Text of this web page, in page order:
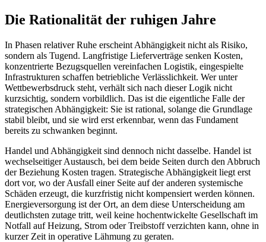
Die Rationalität der ruhigen Jahre
In Phasen relativer Ruhe erscheint Abhängigkeit nicht als Risiko,
sondern als Tugend. Langfristige Lieferverträge senken Kosten,
konzentrierte Bezugsquellen vereinfachen Logistik, eingespielte
Infrastrukturen schaffen betriebliche Verlässlichkeit. Wer unter
Wettbewerbsdruck steht, verhält sich nach dieser Logik nicht
kurzsichtig, sondern vorbildlich. Das ist die eigentliche Falle der
strategischen Abhängigkeit: Sie ist rational, solange die Grundlage
stabil bleibt, und sie wird erst erkennbar, wenn das Fundament
bereits zu schwanken beginnt.
Handel und Abhängigkeit sind dennoch nicht dasselbe. Handel ist
wechselseitiger Austausch, bei dem beide Seiten durch den Abbruch
der Beziehung Kosten tragen. Strategische Abhängigkeit liegt erst
dort vor, wo der Ausfall einer Seite auf der anderen systemische
Schäden erzeugt, die kurzfristig nicht kompensiert werden können.
Energieversorgung ist der Ort, an dem diese Unterscheidung am
deutlichsten zutage tritt, weil keine hochentwickelte Gesellschaft im
Notfall auf Heizung, Strom oder Treibstoff verzichten kann, ohne in
kurzer Zeit in operative Lähmung zu geraten.